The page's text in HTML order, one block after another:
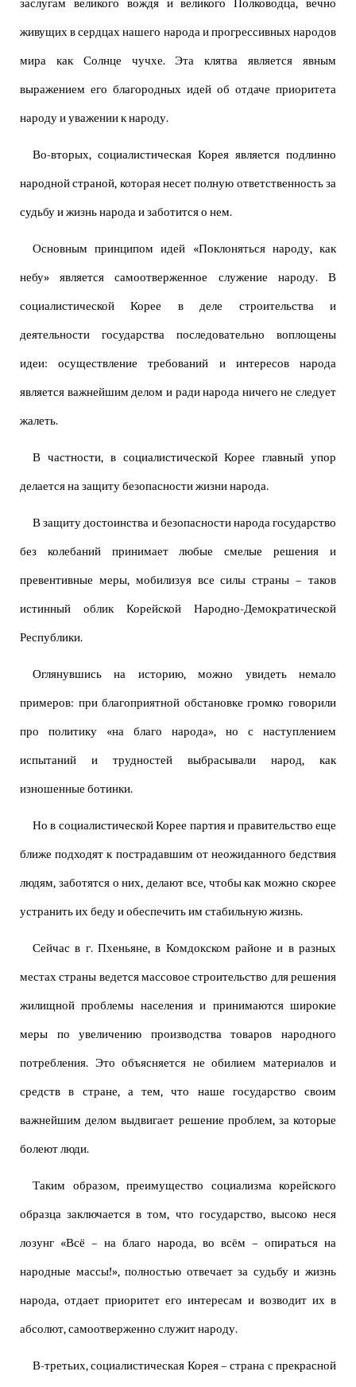
заслугам великого вождя и великого Полководца, вечно
живущих в сердцах нашего народа и прогрессивных народов
мира как Солнце чучхе. Эта клятва является явным
выражением его благородных идей об отдаче приоритета
народу и уважении к народу.
Во-вторых, социалистическая Корея является подлинно
народной страной, которая несет полную ответственность за
судьбу и жизнь народа и заботится о нем.
Основным принципом идей «Поклоняться народу, как
небу» является самоотверженное служение народу. В
социалистической Корее в деле строительства и
деятельности государства последовательно воплощены
идеи: осуществление требований и интересов народа
является важнейшим делом и ради народа ничего не следует
жалеть.
В частности, в социалистической Корее главный упор
делается на защиту безопасности жизни народа.
В защиту достоинства и безопасности народа государство
без колебаний принимает любые смелые решения и
превентивные меры, мобилизуя все силы страны – таков
истинный облик Корейской Народно-Демократической
Республики.
Оглянувшись на историю, можно увидеть немало
примеров: при благоприятной обстановке громко говорили
про политику «на благо народа», но с наступлением
испытаний и трудностей выбрасывали народ, как
изношенные ботинки.
Но в социалистической Корее партия и правительство еще
ближе подходят к пострадавшим от неожиданного бедствия
людям, заботятся о них, делают все, чтобы как можно скорее
устранить их беду и обеспечить им стабильную жизнь.
Сейчас в г. Пхеньяне, в Комдокском районе и в разных
местах страны ведется массовое строительство для решения
жилищной проблемы населения и принимаются широкие
меры по увеличению производства товаров народного
потребления. Это объясняется не обилием материалов и
средств в стране, а тем, что наше государство своим
важнейшим делом выдвигает решение проблем, за которые
болеют люди.
Таким образом, преимущество социализма корейского
образца заключается в том, что государство, высоко неся
лозунг «Всё – на благо народа, во всём – опираться на
народные массы!», полностью отвечает за судьбу и жизнь
народа, отдает приоритет его интересам и возводит их в
абсолют, самоотверженно служит народу.
В-третьих, социалистическая Корея – страна с прекрасной